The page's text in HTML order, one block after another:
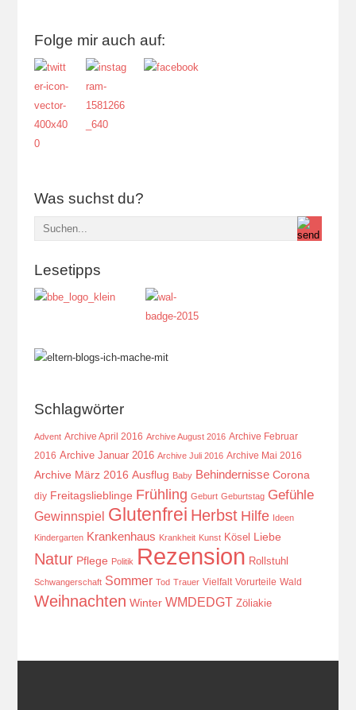
Folge mir auch auf:
Was suchst du?
Lesetipps
Schlagwörter
Advent Archive April 2016 Archive August 2016 Archive Februar
2016 Archive Januar 2016 Archive Juli 2016 Archive Mai 2016
Archive März 2016 Ausflug Baby Behindernisse Corona
diy Freitagslieblinge Frühling Geburt Geburtstag Gefühle
Gewinnspiel Glutenfrei Herbst Hilfe Ideen
Kindergarten Krankenhaus Krankheit Kunst Kösel Liebe
Natur Pflege Politik Rezension Rollstuhl
Schwangerschaft Sommer Tod Trauer Vielfalt Vorurteile Wald
Weihnachten Winter WMDEDGT Zöliakie